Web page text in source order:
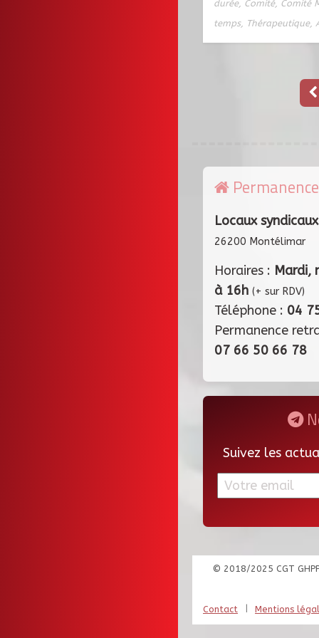
durée, Comité, Comité
temps, Thérapeutique,
Locaux
26200 Montélimar
Horaires : Mardi,
à 16h (+ sur RDV)
Téléphone : 04
Permanence
07 66 50 66 78
Suivez les
© 2018/2025 CGT
Contact Mentions